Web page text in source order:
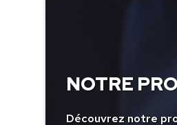
NOTRE
Découvrez notre